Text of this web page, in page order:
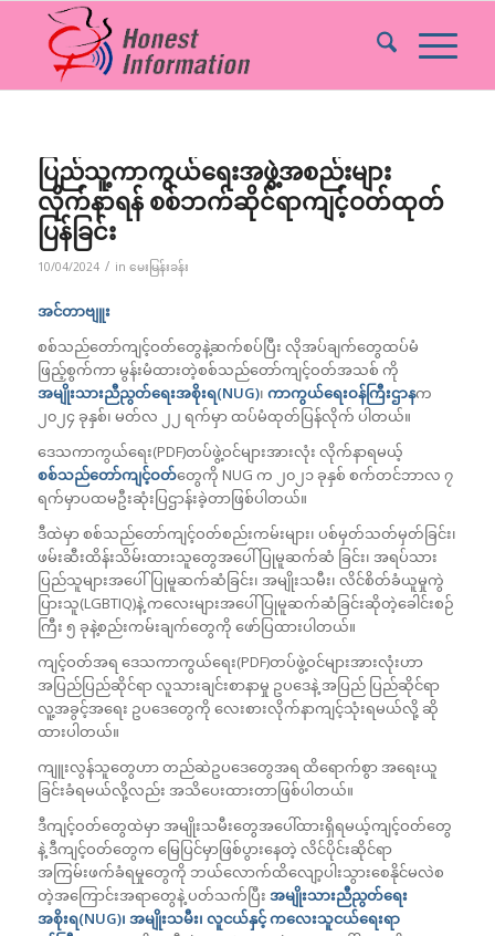
ပြည်သူ့ကာကွယ်ရေးအဖွဲ့အစည်းများ
လိုက်နာရန် စစ်ဘက်ဆိုင်ရာကျင့်ဝတ်ထုတ်
ပြန်ခြင်း
10/04/2024 / in မေးမြန်းခန်း
အင်တာဗျူး
စစ်သည်တော်ကျင့်ဝတ်တွေနဲ့ဆက်စပ်ပြီး လိုအပ်ချက်တွေထပ်မံ
ဖြည့်စွက်ကာ မွန်းမံထားတဲ့စစ်သည်တော်ကျင့်ဝတ်အသစ် ကို
အမျိုးသားညီညွတ်ရေးအစိုးရ(NUG)၊ ကာကွယ်ရေးဝန်ကြီးဌာနက
၂၀၂၄ ခုနှစ်၊ မတ်လ ၂၂ ရက်မှာ ထပ်မံထုတ်ပြန်လိုက် ပါတယ်။
ဒေသကာကွယ်ရေး(PDF)တပ်ဖွဲ့ဝင်များအားလုံး လိုက်နာရမယ့်
စစ်သည်တော်ကျင့်ဝတ်တွေကို NUG က ၂၀၂၁ ခုနှစ် စက်တင်ဘာလ ၇
ရက်မှာပထမဦးဆုံးပြဌာန်းခဲ့တာဖြစ်ပါတယ်။
ဒီထဲမှာ စစ်သည်တော်ကျင့်ဝတ်စည်းကမ်းများ၊ ပစ်မှတ်သတ်မှတ်ခြင်း၊
ဖမ်းဆီးထိန်းသိမ်းထားသူတွေအပေါ် ပြုမူဆက်ဆံ ခြင်း၊ အရပ်သား
ပြည်သူများအပေါ်ပြုမူဆက်ဆံခြင်း၊ အမျိုးသမီး၊ လိင်စိတ်ခံယူမှုကွဲ
ပြားသူ(LGBTIQ)နဲ့ ကလေးများအပေါ် ပြုမူဆက်ဆံခြင်းဆိုတဲ့ခေါင်းစဉ်
ကြီး ၅ ခုနဲ့စည်းကမ်းချက်တွေကို ဖော်ပြထားပါတယ်။
ကျင့်ဝတ်အရ ဒေသကာကွယ်ရေး(PDF)တပ်ဖွဲ့ဝင်များအားလုံးဟာ
အပြည်ပြည်ဆိုင်ရာ လူသားချင်းစာနာမှု ဥပဒေနဲ့ အပြည် ပြည်ဆိုင်ရာ
လူ့အခွင့်အရေး ဥပဒေတွေကို လေးစားလိုက်နာကျင့်သုံးရမယ်လို့ ဆို
ထားပါတယ်။
ကျူးလွန်သူတွေဟာ တည်ဆဲဥပဒေတွေအရ ထိရောက်စွာ အရေးယူ
ခြင်းခံရမယ်လို့လည်း အသိပေးထားတာဖြစ်ပါတယ်။
ဒီကျင့်ဝတ်တွေထဲမှာ အမျိုးသမီးတွေအပေါ်ထားရှိရမယ့်ကျင့်ဝတ်တွေ
နဲ့ ဒီကျင့်ဝတ်တွေက မြေပြင်မှာဖြစ်ပွားနေတဲ့ လိင်ပိုင်းဆိုင်ရာ
အကြမ်းဖက်ခံရမှုတွေကို ဘယ်လောက်ထိလျော့ပါးသွားစေနိုင်မလဲစ
တဲ့အကြောင်းအရာတွေနဲ့ ပတ်သက်ပြီး အမျိုးသားညီညွတ်ရေး
အစိုးရ(NUG)၊ အမျိုးသမီး၊ လူငယ်နှင့် ကလေးသူငယ်ရေးရာ